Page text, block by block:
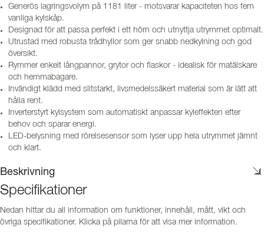
Generös lagringsvolym på 1181 liter - motsvarar kapaciteten hos fem
vanliga kylskåp.
Designad för att passa perfekt i ett hörn och utnyttja utrymmet optimalt.
Utrustad med robusta trådhyllor som ger snabb nedkylning och god
översikt.
Rymmer enkelt långpannor, grytor och flaskor - idealisk för matälskare
och hemmabagare.
Invändigt klädd med slitstarkt, livsmedelssäkert material som är lätt att
hålla rent.
Inverterstyrt kylsystem som automatiskt anpassar kyleffekten efter
behov och sparar energi.
LED-belysning med rörelsesensor som lyser upp hela utrymmet jämnt
och klart.
Beskrivning
Specifikationer
Nedan hittar du all information om funktioner, innehåll, mått, vikt och
övriga specifikationer. Klicka på pilarna för att visa mer information.